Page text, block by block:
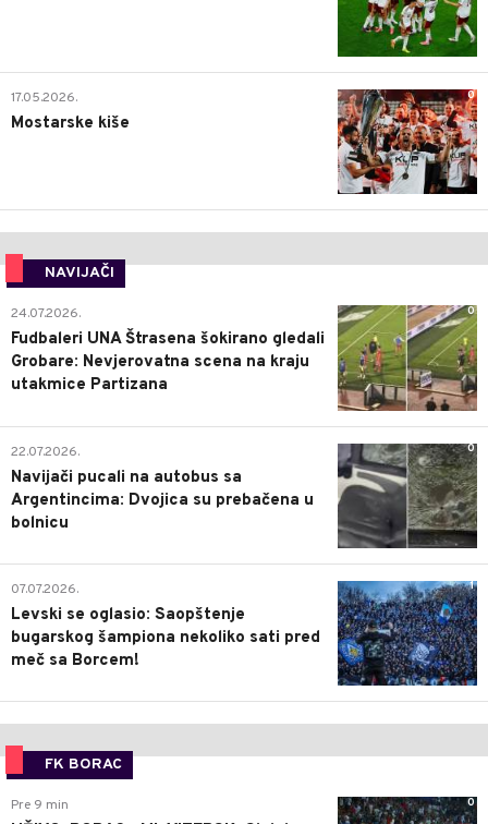
0
17.05.2026.
Mostarske kiše
NAVIJAČI
0
24.07.2026.
Fudbaleri UNA Štrasena šokirano gledali
Grobare: Nevjerovatna scena na kraju
utakmice Partizana
0
22.07.2026.
Navijači pucali na autobus sa
Argentincima: Dvojica su prebačena u
bolnicu
1
07.07.2026.
Levski se oglasio: Saopštenje
bugarskog šampiona nekoliko sati pred
meč sa Borcem!
FK BORAC
0
Pre 9 min